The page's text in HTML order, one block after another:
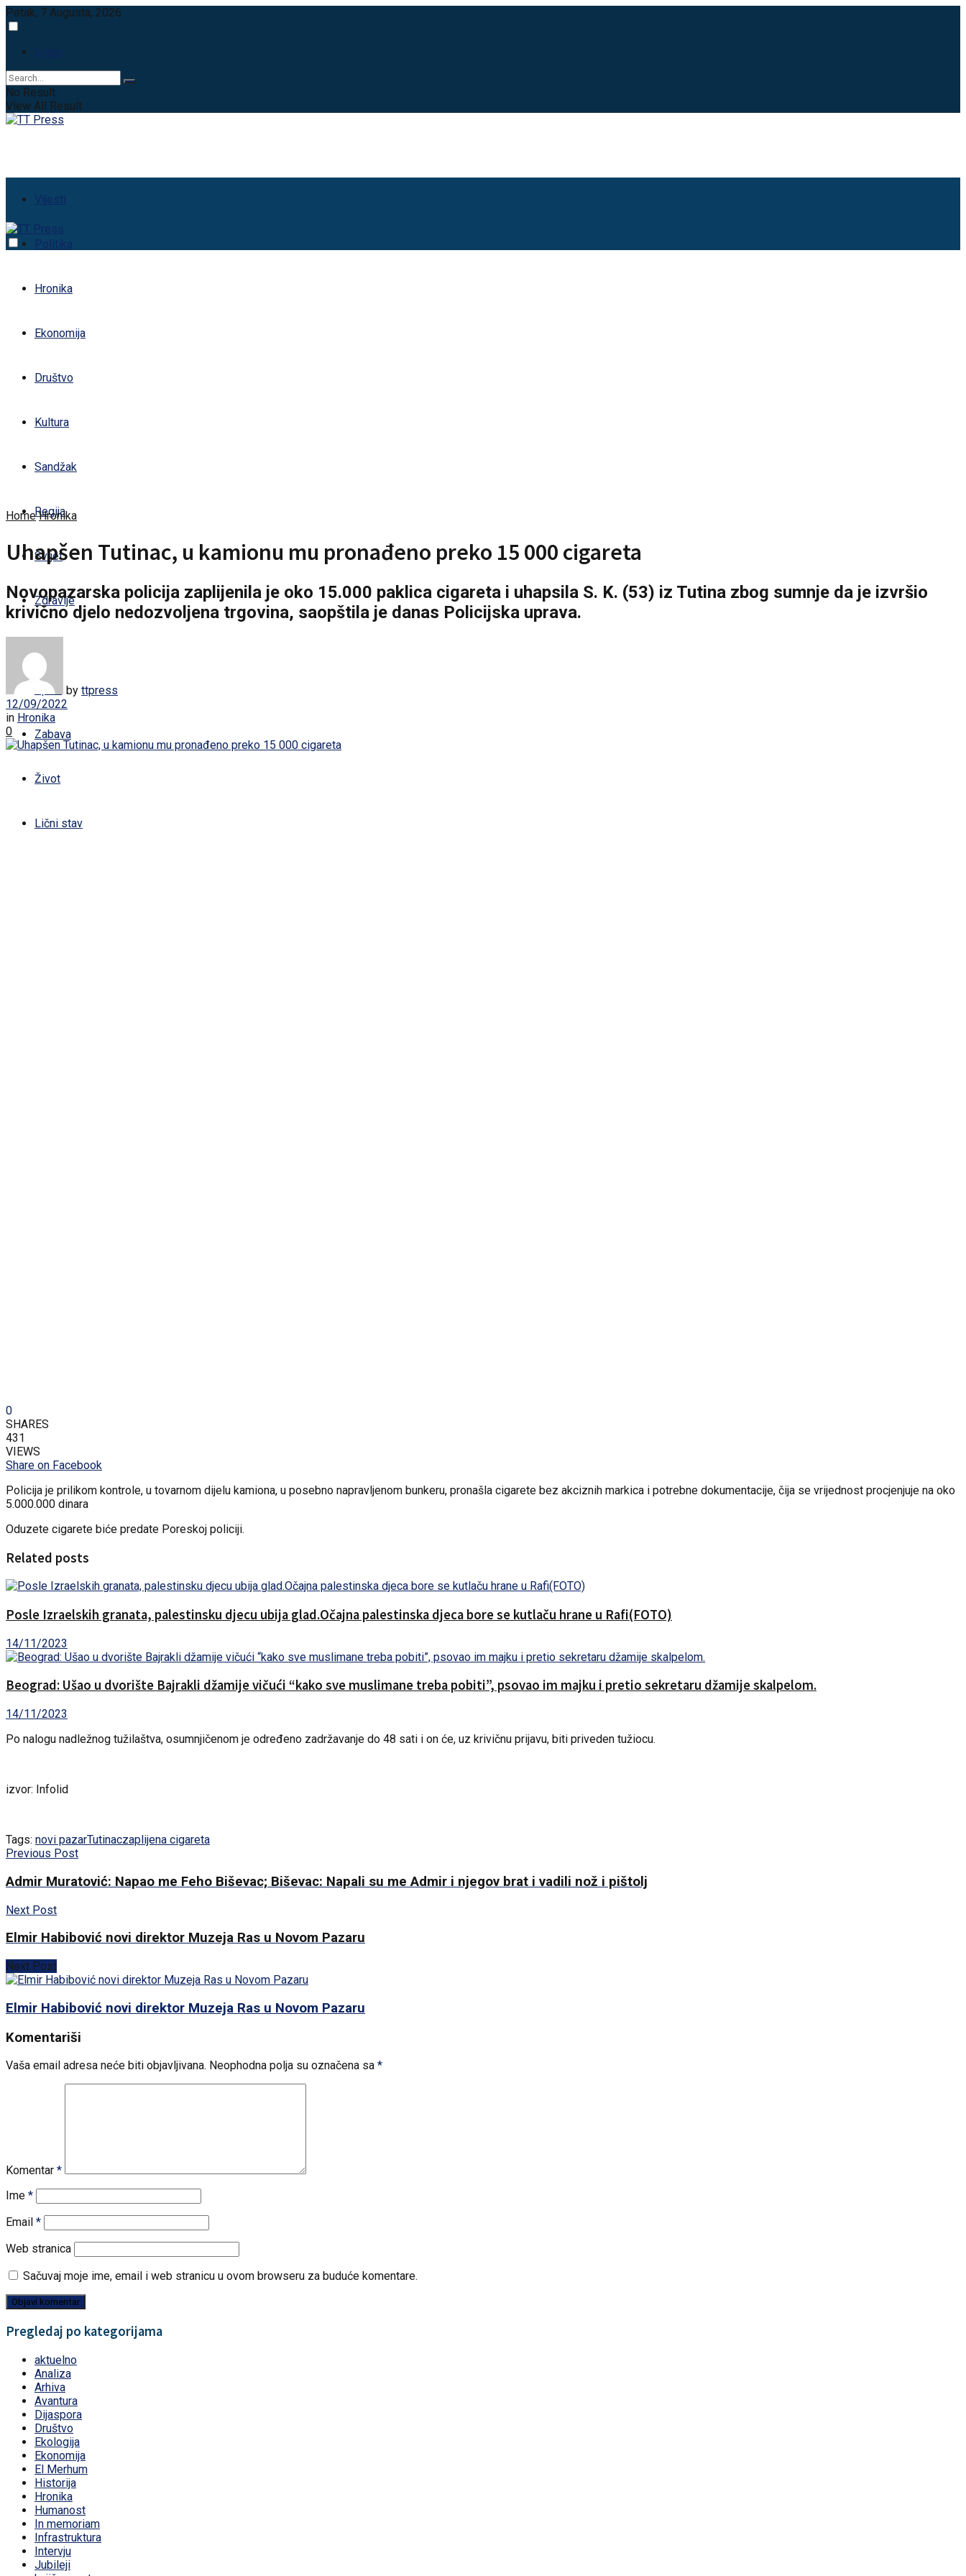
Petak, 7 Augusta, 2026
Login
No Result
View All Result
Vijesti
Politika
Hronika
Ekonomija
Društvo
Kultura
Sandžak
Regija
Svijet
Zdravlje
Sport
Zabava
Život
Lični stav
Home Hronika
Uhapšen Tutinac, u kamionu mu pronađeno preko 15 000 cigareta
Novopazarska policija zaplijenila je oko 15.000 paklica cigareta i uhapsila S. K. (53) iz Tutina zbog sumnje da je izvršio
krivično djelo nedozvoljena trgovina, saopštila je danas Policijska uprava.
by ttpress
12/09/2022
in Hronika
0
0
SHARES
431
VIEWS
Share on Facebook
Policija je prilikom kontrole, u tovarnom dijelu kamiona, u posebno napravljenom bunkeru, pronašla cigarete bez akciznih markica i potrebne dokumentacije, čija se vrijednost procjenjuje na oko
5.000.000 dinara
Oduzete cigarete biće predate Poreskoj policiji.
Related posts
Posle Izraelskih granata, palestinsku djecu ubija glad.Očajna palestinska djeca bore se kutlaču hrane u Rafi(FOTO)
14/11/2023
Beograd: Ušao u dvorište Bajrakli džamije vičući “kako sve muslimane treba pobiti”, psovao im majku i pretio sekretaru džamije skalpelom.
14/11/2023
Po nalogu nadležnog tužilaštva, osumnjičenom je određeno zadržavanje do 48 sati i on će, uz krivičnu prijavu, biti priveden tužiocu.
izvor: Infolid
Tags: novi pazarTutinaczaplijena cigareta
Previous Post
Admir Muratović: Napao me Feho Biševac; Biševac: Napali su me Admir i njegov brat i vadili nož i pištolj
Next Post
Elmir Habibović novi direktor Muzeja Ras u Novom Pazaru
Next Post
Elmir Habibović novi direktor Muzeja Ras u Novom Pazaru
Komentariši
Vaša email adresa neće biti objavljivana. Neophodna polja su označena sa *
Komentar *
Ime *
Email *
Web stranica
Sačuvaj moje ime, email i web stranicu u ovom browseru za buduće komentare.
Pregledaj po kategorijama
aktuelno
Analiza
Arhiva
Avantura
Dijaspora
Društvo
Ekologija
Ekonomija
El Merhum
Historija
Hronika
Humanost
In memoriam
Infrastruktura
Intervju
Jubileji